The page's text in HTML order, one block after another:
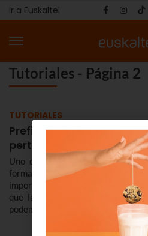
Ir a Euskaltel
Tutoriales - Página 2
TUTORIALES
Prefijo 946 ¿De dónde
pertenece?
Uno de los rasgos más
formado por tres grandes
importante y todas tienen
que las convierten en sitios
podemos llegar a la provincia de